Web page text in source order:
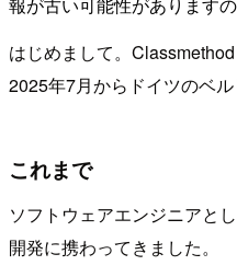
はじめまして。
2025年7月からドイツのベル
これまで
ソフトウェアエンジニアと
開発に携わってきました。